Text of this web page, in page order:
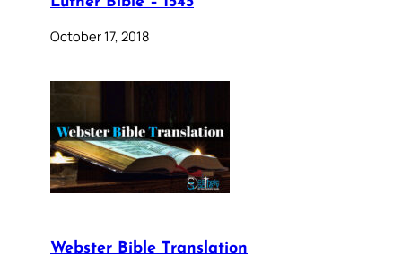
October 17, 2018
Webster Bible Translation